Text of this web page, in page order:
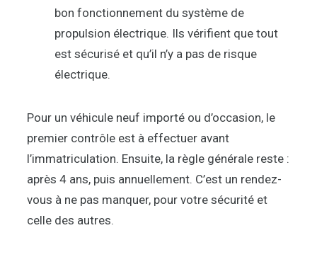
bon fonctionnement du système de
propulsion électrique. Ils vérifient que tout
est sécurisé et qu’il n’y a pas de risque
électrique.
Pour un véhicule neuf importé ou d’occasion, le
premier contrôle est à effectuer avant
l’immatriculation. Ensuite, la règle générale reste :
après 4 ans, puis annuellement. C’est un rendez-
vous à ne pas manquer, pour votre sécurité et
celle des autres.